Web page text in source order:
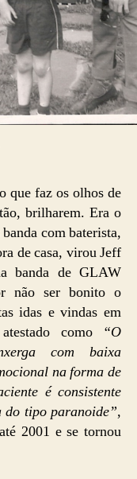
que faz os olhos de
brilharem. Era o
com baterista,
de casa, virou Jeff
banda de GLAW
não ser bonito o
idas e vindas em
como “O
com baixa
na forma de
é consistente
do tipo paranoide”,
2001 e se tornou